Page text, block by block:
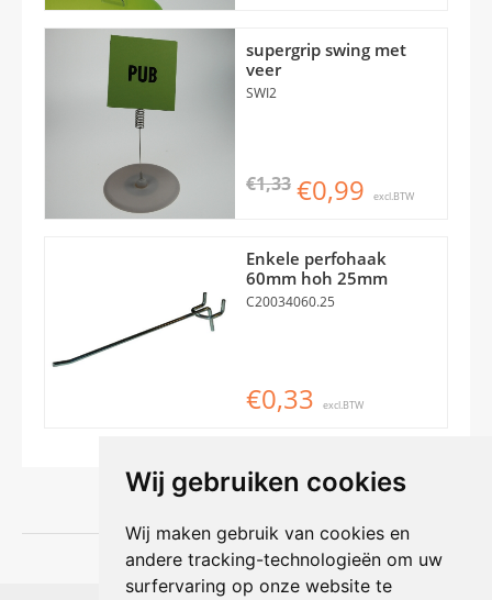
Wij gebruiken cookies
Wij maken gebruik van cookies en
andere tracking-technologieën om uw
surfervaring op onze website te
supergrip swing met
veer
SWI2
€1,33 €0,99 excl.BTW
Enkele perfohaak
60mm hoh 25mm
C20034060.25
€0,33 excl.BTW